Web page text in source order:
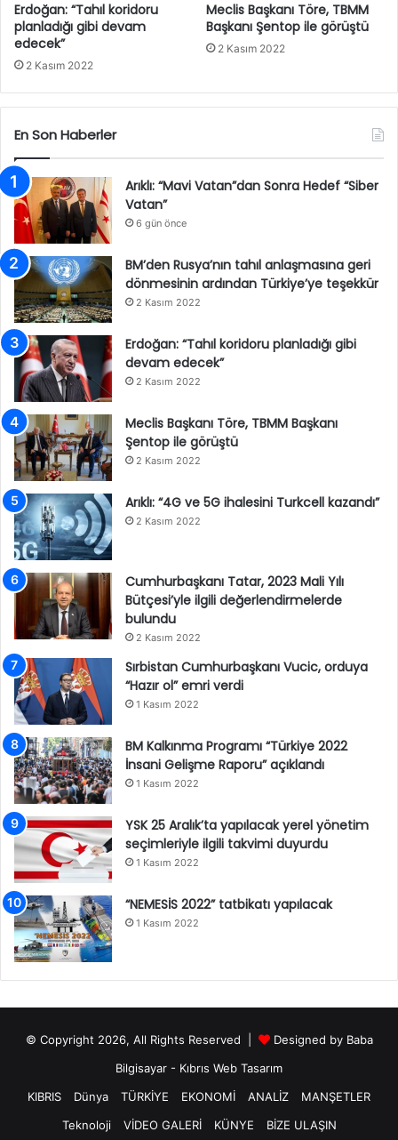
Erdoğan: “Tahıl koridoru
planladığı gibi devam
edecek”
2 Kasım 2022
Meclis Başkanı Töre, TBMM
Başkanı Şentop ile görüştü
2 Kasım 2022
En Son Haberler
Arıklı: “Mavi Vatan”dan Sonra Hedef “Siber
Vatan”
6 gün önce
BM’den Rusya’nın tahıl anlaşmasına geri
dönmesinin ardından Türkiye’ye teşekkür
2 Kasım 2022
Erdoğan: “Tahıl koridoru planladığı gibi
devam edecek”
2 Kasım 2022
Meclis Başkanı Töre, TBMM Başkanı
Şentop ile görüştü
2 Kasım 2022
Arıklı: “4G ve 5G ihalesini Turkcell kazandı”
2 Kasım 2022
Cumhurbaşkanı Tatar, 2023 Mali Yılı
Bütçesi’yle ilgili değerlendirmelerde
bulundu
2 Kasım 2022
Sırbistan Cumhurbaşkanı Vucic, orduya
“Hazır ol” emri verdi
1 Kasım 2022
BM Kalkınma Programı “Türkiye 2022
İnsani Gelişme Raporu” açıklandı
1 Kasım 2022
YSK 25 Aralık’ta yapılacak yerel yönetim
seçimleriyle ilgili takvimi duyurdu
1 Kasım 2022
“NEMESİS 2022” tatbikatı yapılacak
1 Kasım 2022
© Copyright 2026, All Rights Reserved | Designed by Baba
Bilgisayar - Kıbrıs Web Tasarım
KIBRIS
Dünya TÜRKİYE EKONOMİ ANALİZ
MANŞETLER
Teknoloji
VİDEO GALERİ KÜNYE BİZE ULAŞIN